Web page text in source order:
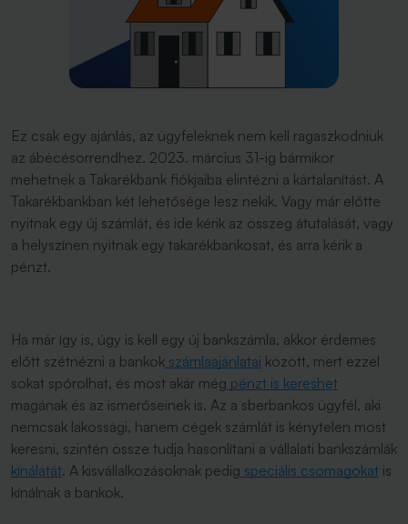
Ez csak egy ajánlás, az ügyfeleknek nem kell ragaszkodniuk
az ábécésorrendhez. 2023. március 31-ig bármikor
mehetnek a Takarékbank fiókjaiba elintézni a kártalanítást. A
Takarékbankban két lehetősége lesz nekik. Vagy már előtte
nyitnak egy új számlát, és ide kérik az összeg átutalását, vagy
a helyszínen nyitnak egy takarékbankosat, és arra kérik a
pénzt.
Ha már így is, úgy is kell egy új bankszámla, akkor érdemes
előtt szétnézni a bankok számlaajánlatai között, mert ezzel
sokat spórolhat, és most akár még pénzt is kereshet
magának és az ismerőseinek is. Az a sberbankos ügyfél, aki
nemcsak lakossági, hanem cégek számlát is kénytelen most
keresni, szintén össze tudja hasonlítani a vállalati bankszámlák
kínálatát. A kisvállalkozásoknak pedig speciális csomagokat is
kínálnak a bankok.